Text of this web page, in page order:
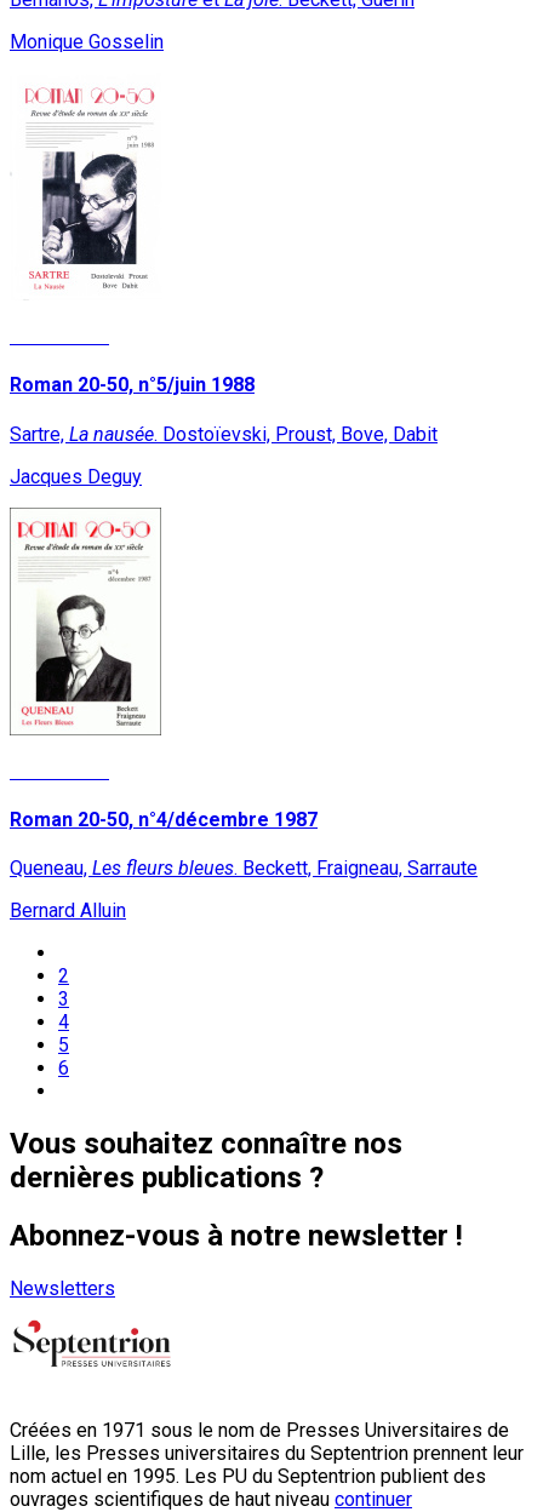
Monique Gosselin
Roman 20-50, n°5/juin 1988
Sartre, La nausée. Dostoïevski, Proust, Bove, Dabit
Jacques Deguy
Roman 20-50, n°4/décembre 1987
Queneau, Les fleurs bleues. Beckett, Fraigneau, Sarraute
Bernard Alluin
2
3
4
5
6
Vous souhaitez connaître nos
dernières publications ?
Abonnez-vous à notre newsletter !
Newsletters
Créées en 1971 sous le nom de Presses Universitaires de
Lille, les Presses universitaires du Septentrion prennent leur
nom actuel en 1995. Les PU du Septentrion publient des
ouvrages scientifiques de haut niveau continuer